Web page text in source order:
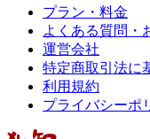
プラン・料金
よくある質問・
運営会社
特定商取引法に
利用規約
プライバシーポ